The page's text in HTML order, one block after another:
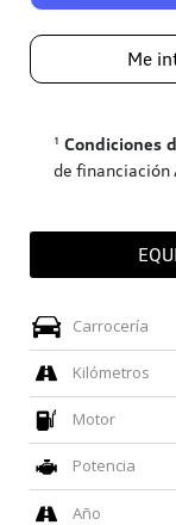
Me
¹ Condiciones
de financiación
Carrocería
Kilómetros
Motor
Potencia
Año